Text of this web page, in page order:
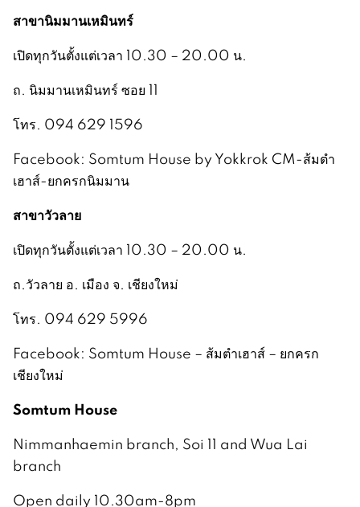
สาขานิมมานเหมินทร์
เปิดทุกวันตั้งแต่เวลา 10.30 – 20.00 น.
ถ. นิมมานเหมินทร์ ซอย 11
โทร. 094 629 1596
Facebook: Somtum House by Yokkrok CM-ส้มตำ
เฮาส์-ยกครกนิมมาน
สาขาวัวลาย
เปิดทุกวันตั้งแต่เวลา 10.30 – 20.00 น.
ถ.วัวลาย อ. เมือง จ. เชียงใหม่
โทร. 094 629 5996
Facebook: Somtum House – ส้มตำเฮาส์ – ยกครก
เชียงใหม่
Somtum House
Nimmanhaemin branch, Soi 11 and Wua Lai
branch
Open daily 10.30am-8pm